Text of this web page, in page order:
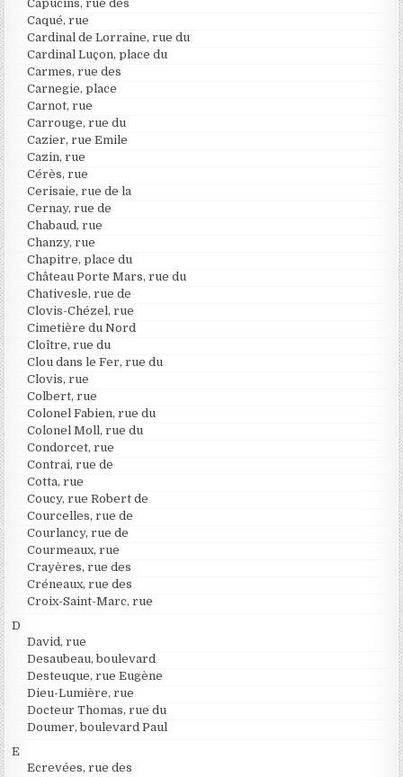
Capucins, rue des
Caqué, rue
Cardinal de Lorraine, rue du
Cardinal Luçon, place du
Carmes, rue des
Carnegie, place
Carnot, rue
Carrouge, rue du
Cazier, rue Emile
Cazin, rue
Cérès, rue
Cerisaie, rue de la
Cernay, rue de
Chabaud, rue
Chanzy, rue
Chapitre, place du
Château Porte Mars, rue du
Chativesle, rue de
Clovis-Chézel, rue
Cimetière du Nord
Cloître, rue du
Clou dans le Fer, rue du
Clovis, rue
Colbert, rue
Colonel Fabien, rue du
Colonel Moll, rue du
Condorcet, rue
Contrai, rue de
Cotta, rue
Coucy, rue Robert de
Courcelles, rue de
Courlancy, rue de
Courmeaux, rue
Crayères, rue des
Créneaux, rue des
Croix-Saint-Marc, rue
D
David, rue
Desaubeau, boulevard
Desteuque, rue Eugène
Dieu-Lumière, rue
Docteur Thomas, rue du
Doumer, boulevard Paul
E
Ecrevées, rue des